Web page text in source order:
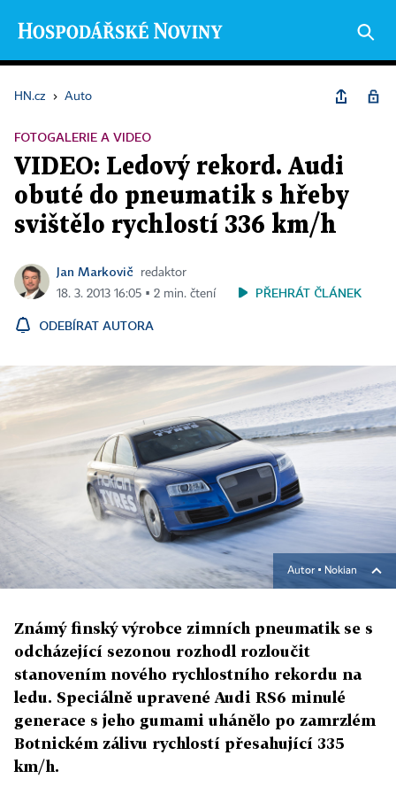
HN.cz › Auto
FOTOGALERIE A VIDEO
VIDEO: Ledový rekord. Audi
obuté do pneumatik s hřeby
svištělo rychlostí 336 km/h
Jan Markovič
redaktor
18. 3. 2013 16:05 ▪ 2 min. čtení
PŘEHRÁT ČLÁNEK
ODEBÍRAT AUTORA
Autor ▪ Nokian
Známý finský výrobce zimních pneumatik se s
odcházející sezonou rozhodl rozloučit
stanovením nového rychlostního rekordu na
ledu. Speciálně upravené Audi RS6 minulé
generace s jeho gumami uhánělo po zamrzlém
Botnickém zálivu rychlostí přesahující 335
km/h.